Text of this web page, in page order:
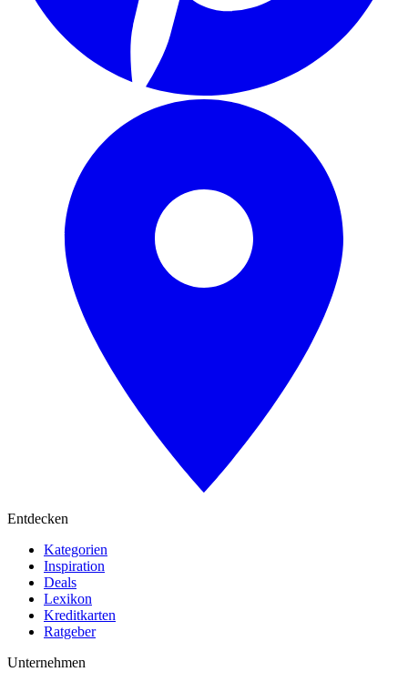
Entdecken
Kategorien
Inspiration
Deals
Lexikon
Kreditkarten
Ratgeber
Unternehmen